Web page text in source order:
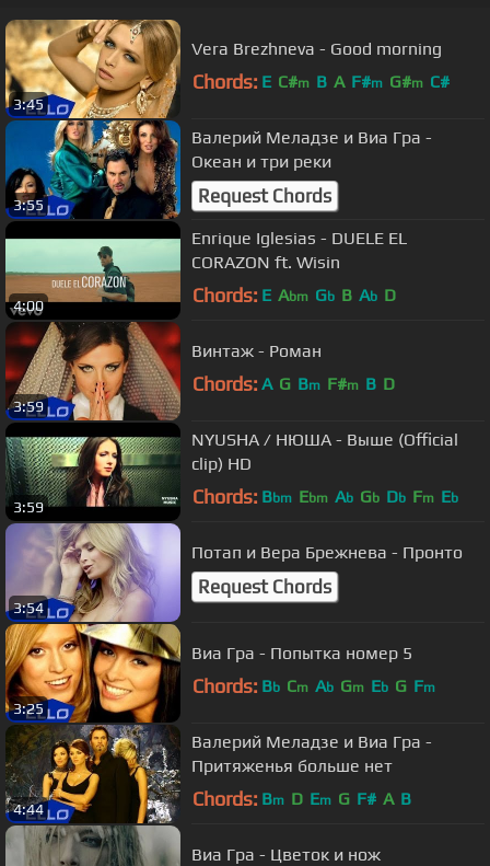
3:45
Vera Brezhneva - Good morning
Chords: E C#m B A F#m G#m C#
3:55
Валерий Меладзе и Виа Гра -
Океан и три реки
Request Chords
4:00
Enrique Iglesias - DUELE EL
CORAZON ft. Wisin
Chords: E Abm Gb B Ab D
3:59
Винтаж - Роман
Chords: A G Bm F#m B D
3:59
NYUSHA / НЮША - Выше (Official
clip) HD
Chords: Bbm Ebm Ab Gb Db Fm Eb
3:54
Потап и Вера Брежнева - Пронто
Request Chords
3:25
Виа Гра - Попытка номер 5
Chords: Bb Cm Ab Gm Eb G Fm
4:44
Валерий Меладзе и Виа Гра -
Притяженья больше нет
Chords: Bm D Em G F# A B
Виа Гра - Цветок и нож